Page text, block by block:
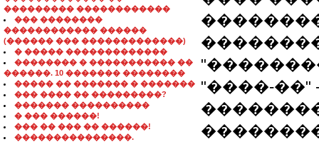
��������� ������������
��� ��������
������������ ������
(������ ��� �������������)
� ����� �������������
�������� � ����������� ��
������. 10 ������� ��������
����� �� ������� � �������
��� ���� �� ���������?
������� ����������
� ��� ������!
��� �� ��� �� ������!
���������������.
"����-��"